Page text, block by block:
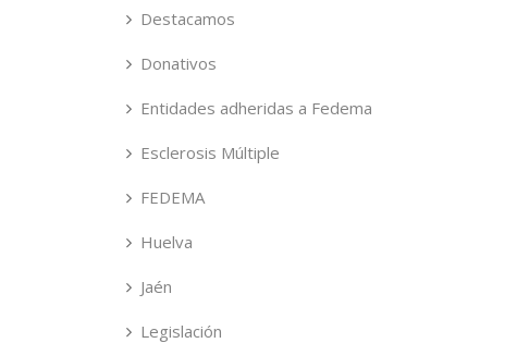
Destacamos
Donativos
Entidades adheridas a Fedema
Esclerosis Múltiple
FEDEMA
Huelva
Jaén
Legislación